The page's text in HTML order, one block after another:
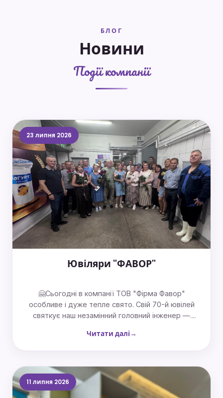
БЛОГ
Новини
Події компанії
23 липня 2026
Ювіляри "ФАВОР"
🤗Сьогодні в компанії ТОВ "Фірма Фавор"
особливе і дуже тепле свято. Свій 70-й ювілей
святкує наш незамінний головний інженер —
16 років. 🤝 За цей час Олексій Фарідович став
справжньою легендою нашого виробництва,
серцем.♥️
Читати далі
11 липня 2026